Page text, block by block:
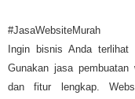
#JasaWebsiteMurah
Ingin bisnis Anda terlihat
Gunakan jasa pembuatan
dan fitur lengkap.